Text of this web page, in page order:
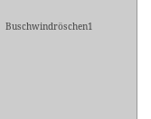
Buschwindröschen1